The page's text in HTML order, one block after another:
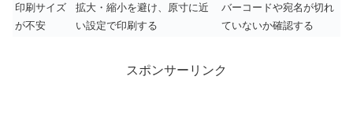
印刷サイズ
が不安
拡大・縮小を避け、原寸に近
い設定で印刷する
バーコードや宛名が切れ
ていないか確認する
スポンサーリンク